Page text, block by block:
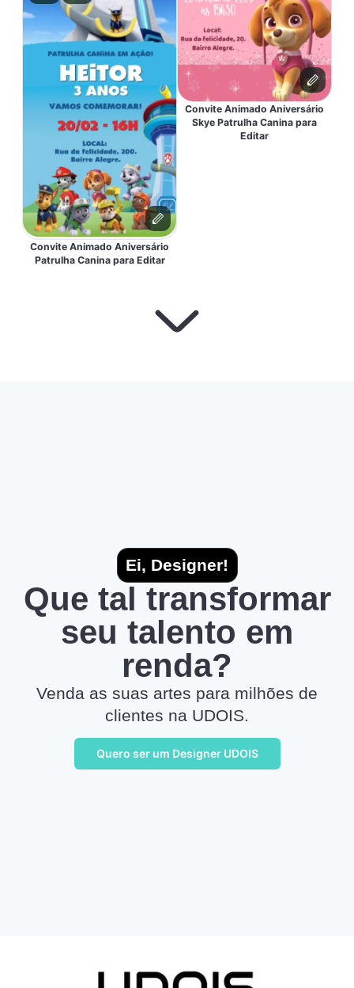
Convite Animado Aniversário
Patrulha Canina para Editar
Convite Animado Aniversário
Skye Patrulha Canina para
Editar
Ei, Designer!
Que tal transformar
seu talento em
renda?
Venda as suas artes para milhões de
clientes na UDOIS.
Quero ser um Designer UDOIS